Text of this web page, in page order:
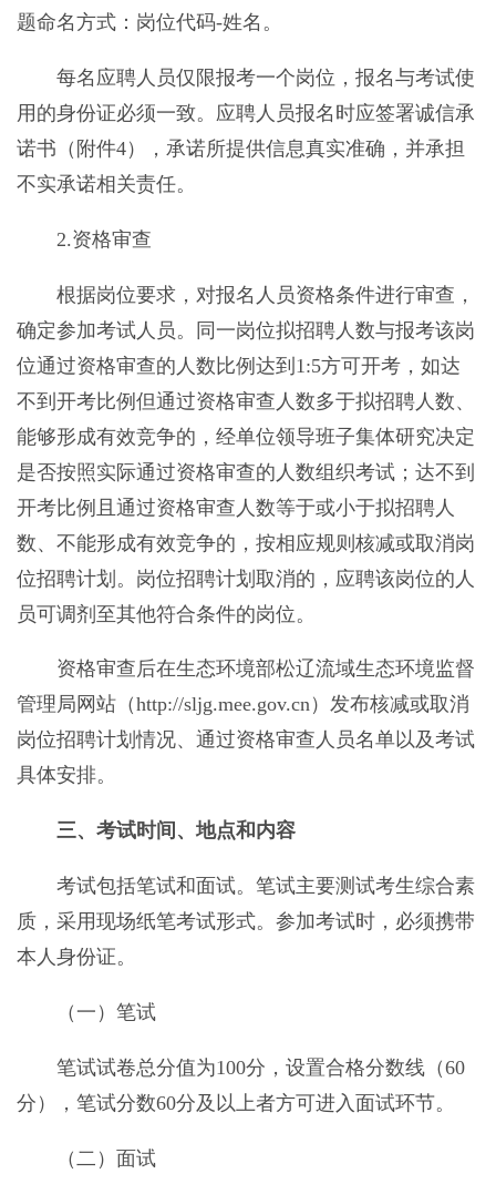
题命名方式：岗位代码-姓名。
每名应聘人员仅限报考一个岗位，报名与考试使
用的身份证必须一致。应聘人员报名时应签署诚信承
诺书（附件4），承诺所提供信息真实准确，并承担
不实承诺相关责任。
2.资格审查
根据岗位要求，对报名人员资格条件进行审查，
确定参加考试人员。同一岗位拟招聘人数与报考该岗
位通过资格审查的人数比例达到1:5方可开考，如达
不到开考比例但通过资格审查人数多于拟招聘人数、
能够形成有效竞争的，经单位领导班子集体研究决定
是否按照实际通过资格审查的人数组织考试；达不到
开考比例且通过资格审查人数等于或小于拟招聘人
数、不能形成有效竞争的，按相应规则核减或取消岗
位招聘计划。岗位招聘计划取消的，应聘该岗位的人
员可调剂至其他符合条件的岗位。
资格审查后在生态环境部松辽流域生态环境监督
管理局网站（http://sljg.mee.gov.cn）发布核减或取消
岗位招聘计划情况、通过资格审查人员名单以及考试
具体安排。
三、考试时间、地点和内容
考试包括笔试和面试。笔试主要测试考生综合素
质，采用现场纸笔考试形式。参加考试时，必须携带
本人身份证。
（一）笔试
笔试试卷总分值为100分，设置合格分数线（60
分），笔试分数60分及以上者方可进入面试环节。
（二）面试